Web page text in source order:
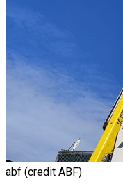
abf (credit ABF)